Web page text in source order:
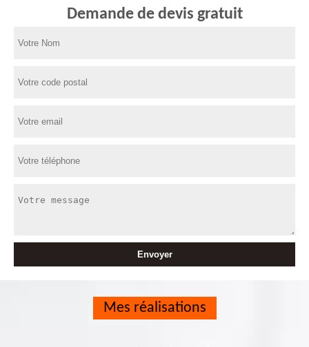
Demande de devis gratuit
Mes réalisations